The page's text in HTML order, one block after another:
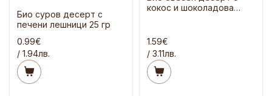
Био суров десерт с
печени лешници 25 гр
0.99€
/ 1.94лв.
кокос и шоколадова
1.59€
/ 3.11лв.